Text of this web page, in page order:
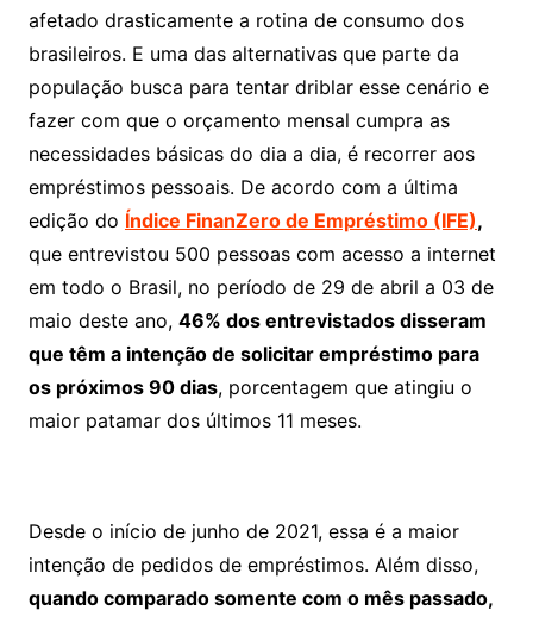
afetado drasticamente a rotina de consumo dos
brasileiros. E uma das alternativas que parte da
população busca para tentar driblar esse cenário e
fazer com que o orçamento mensal cumpra as
necessidades básicas do dia a dia, é recorrer aos
empréstimos pessoais. De acordo com a última
edição do Índice FinanZero de Empréstimo (IFE),
que entrevistou 500 pessoas com acesso a internet
em todo o Brasil, no período de 29 de abril a 03 de
maio deste ano, 46% dos entrevistados disseram
que têm a intenção de solicitar empréstimo para
os próximos 90 dias, porcentagem que atingiu o
maior patamar dos últimos 11 meses.
Desde o início de junho de 2021, essa é a maior
intenção de pedidos de empréstimos. Além disso,
quando comparado somente com o mês passado,